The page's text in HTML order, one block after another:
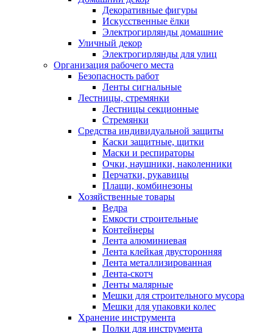
Декоративные фигуры
Искусственные ёлки
Электрогирлянды домашние
Уличный декор
Электрогирлянды для улиц
Организация рабочего места
Безопасность работ
Ленты сигнальные
Лестницы, стремянки
Лестницы секционные
Стремянки
Средства индивидуальной защиты
Каски защитные, щитки
Маски и респираторы
Очки, наушники, наколенники
Перчатки, рукавицы
Плащи, комбинезоны
Хозяйственные товары
Ведра
Емкости строительные
Контейнеры
Лента алюминиевая
Лента клейкая двусторонняя
Лента металлизированная
Лента-скотч
Ленты малярные
Мешки для строительного мусора
Мешки для упаковки колес
Хранение инструмента
Полки для инструмента